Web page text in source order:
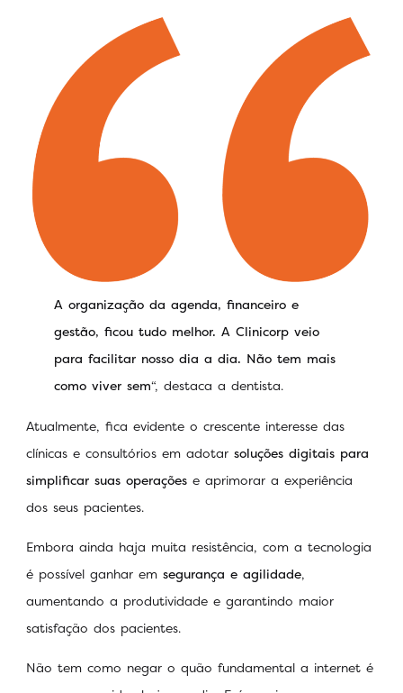
A organização da agenda, financeiro e
gestão, ficou tudo melhor. A Clinicorp veio
para facilitar nosso dia a dia. Não tem mais
como viver sem“, destaca a dentista.
Atualmente, fica evidente o crescente interesse das
clínicas e consultórios em adotar soluções digitais para
simplificar suas operações e aprimorar a experiência
dos seus pacientes.
Embora ainda haja muita resistência, com a tecnologia
é possível ganhar em segurança e agilidade,
aumentando a produtividade e garantindo maior
satisfação dos pacientes.
Não tem como negar o quão fundamental a internet é